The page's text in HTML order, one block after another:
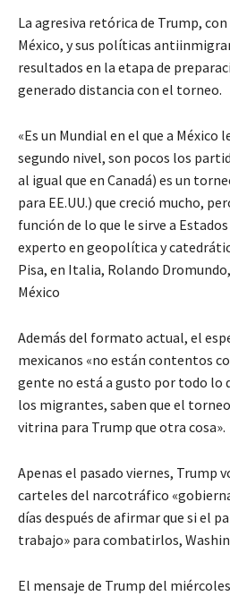
La agresiva retórica de Trump,
México, y sus políticas
resultados en la etapa de
generado distancia con el torneo.
«Es un Mundial en el que a México
segundo nivel, son pocos los
al igual que en Canadá) es un
para EE.UU.) que creció mucho,
función de lo que le sirve a
experto en geopolítica y
Pisa, en Italia, Rolando
México
Además del formato actual, el
mexicanos «no están contentos
gente no está a gusto por todo lo
los migrantes, saben que el
vitrina para Trump que otra cosa».
Apenas el pasado viernes, Trump
carteles del narcotráfico
días después de afirmar que si el
trabajo» para combatirlos,
El mensaje de Trump del